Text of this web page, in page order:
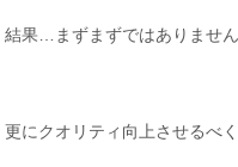
結果…まずまずではありませ
更にクオリティ向上させるべ